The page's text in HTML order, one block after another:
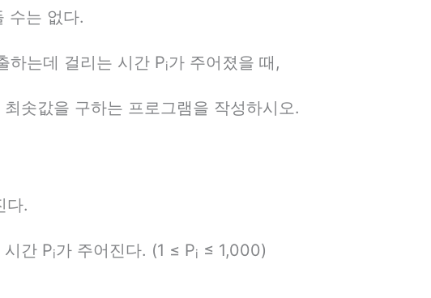
수는 없다.
하는데 걸리는 시간 Pi가 주어졌을 때,
솟값을 구하는 프로그램을 작성하시오.
다.
간 Pi가 주어진다. (1 ≤ Pi ≤ 1,000)